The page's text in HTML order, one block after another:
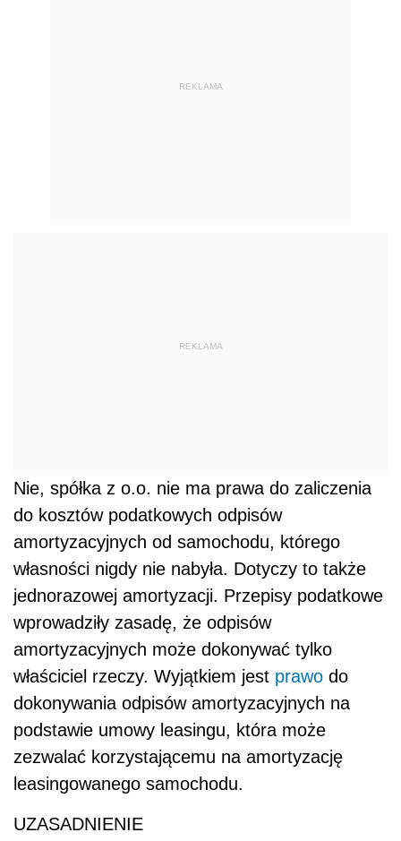
REKLAMA
REKLAMA
Nie, spółka z o.o. nie ma prawa do zaliczenia
do kosztów podatkowych odpisów
amortyzacyjnych od samochodu, którego
własności nigdy nie nabyła. Dotyczy to także
jednorazowej amortyzacji. Przepisy podatkowe
wprowadziły zasadę, że odpisów
amortyzacyjnych może dokonywać tylko
właściciel rzeczy. Wyjątkiem jest prawo do
dokonywania odpisów amortyzacyjnych na
podstawie umowy leasingu, która może
zezwalać korzystającemu na amortyzację
leasingowanego samochodu.
UZASADNIENIE